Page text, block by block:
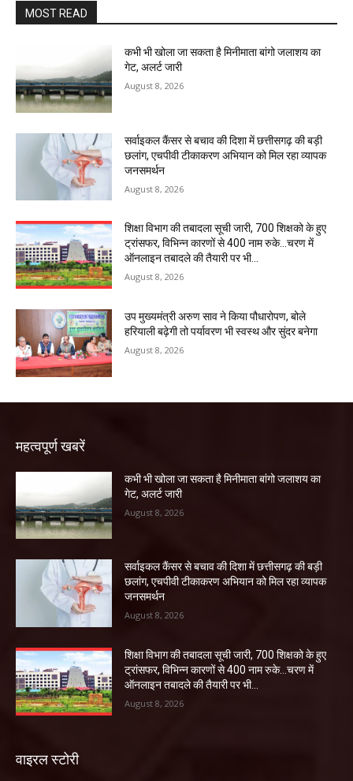
MOST READ
कभी भी खोला जा सकता है मिनीमाता बांगो जलाशय का
गेट, अलर्ट जारी
August 8, 2026
सर्वाइकल कैंसर से बचाव की दिशा में छत्तीसगढ़ की बड़ी
छलांग, एचपीवी टीकाकरण अभियान को मिल रहा व्यापक
जनसमर्थन
August 8, 2026
शिक्षा विभाग की तबादला सूची जारी, 700 शिक्षको के हुए
ट्रांसफर, विभिन्न कारणों से 400 नाम रुके…चरण में
ऑनलाइन तबादले की तैयारी पर भी...
August 8, 2026
उप मुख्यमंत्री अरुण साव ने किया पौधारोपण, बोले
हरियाली बढ़ेगी तो पर्यावरण भी स्वस्थ और सुंदर बनेगा
August 8, 2026
महत्वपूर्ण खबरें
कभी भी खोला जा सकता है मिनीमाता बांगो जलाशय का
गेट, अलर्ट जारी
August 8, 2026
सर्वाइकल कैंसर से बचाव की दिशा में छत्तीसगढ़ की बड़ी
छलांग, एचपीवी टीकाकरण अभियान को मिल रहा व्यापक
जनसमर्थन
August 8, 2026
शिक्षा विभाग की तबादला सूची जारी, 700 शिक्षको के हुए
ट्रांसफर, विभिन्न कारणों से 400 नाम रुके…चरण में
ऑनलाइन तबादले की तैयारी पर भी...
August 8, 2026
वाइरल स्टोरी